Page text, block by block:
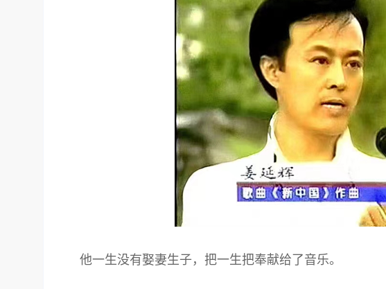
他一生没有娶妻生子，把一生把奉献给了音乐。